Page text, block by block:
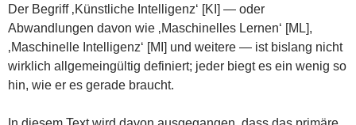
Der Begriff ‚Künstliche Intelligenz‘ [KI] — oder
Abwandlungen davon wie ‚Maschinelles Lernen‘ [ML],
‚Maschinelle Intelligenz‘ [MI] und weitere — ist bislang nicht
wirklich allgemeingültig definiert; jeder biegt es ein wenig so
hin, wie er es gerade braucht.